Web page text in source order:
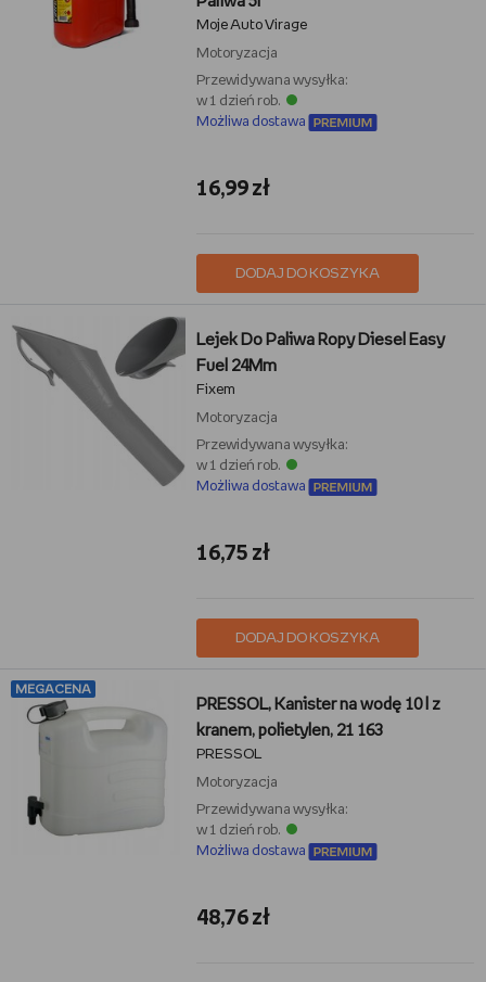
Moje Auto Virage
Motoryzacja
Przewidywana wysyłka:
w 1 dzień rob.
Możliwa dostawa
16,99 zł
DODAJ DO KOSZYKA
Lejek Do Paliwa Ropy Diesel Easy
Fuel 24Mm
Fixem
Motoryzacja
Przewidywana wysyłka:
w 1 dzień rob.
Możliwa dostawa
16,75 zł
DODAJ DO KOSZYKA
MEGACENA
PRESSOL, Kanister na wodę 10 l z
kranem, polietylen, 21 163
PRESSOL
Motoryzacja
Przewidywana wysyłka:
w 1 dzień rob.
Możliwa dostawa
48,76 zł